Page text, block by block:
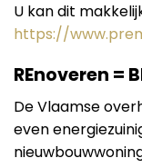
U kan dit
https://
REnoveren =
De Vlaamse
even